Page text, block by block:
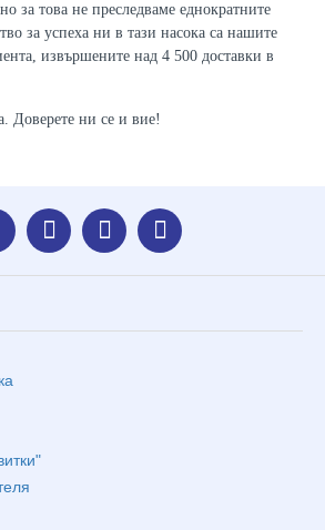
за това не преследваме еднократните
за успеха ни в тази насока са нашите
извършените над 4 500 доставки в
Доверете ни се и вие!